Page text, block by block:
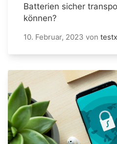
Batterien sicher
können?
10. Februar, 2023 von